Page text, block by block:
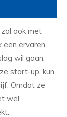
ook met
een ervaren
wil gaan.
start-up, kun
Omdat ze
wel